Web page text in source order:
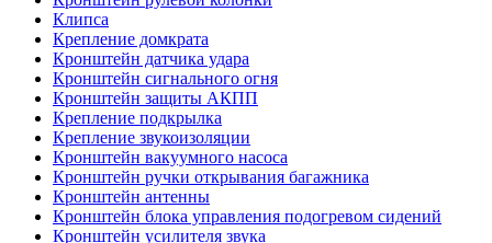
Клипса
Крепление домкрата
Кронштейн датчика удара
Кронштейн сигнального огня
Кронштейн защиты АКПП
Крепление подкрылка
Крепление звукоизоляции
Кронштейн вакуумного насоса
Кронштейн ручки открывания багажника
Кронштейн антенны
Кронштейн блока управления подогревом сидений
Кронштейн усилителя звука